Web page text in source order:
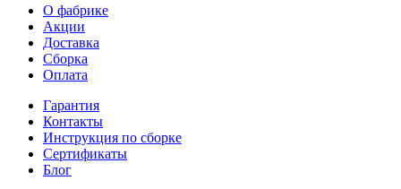
О фабрике
Акции
Доставка
Сборка
Оплата
Гарантия
Контакты
Инструкция по сборке
Сертификаты
Блог